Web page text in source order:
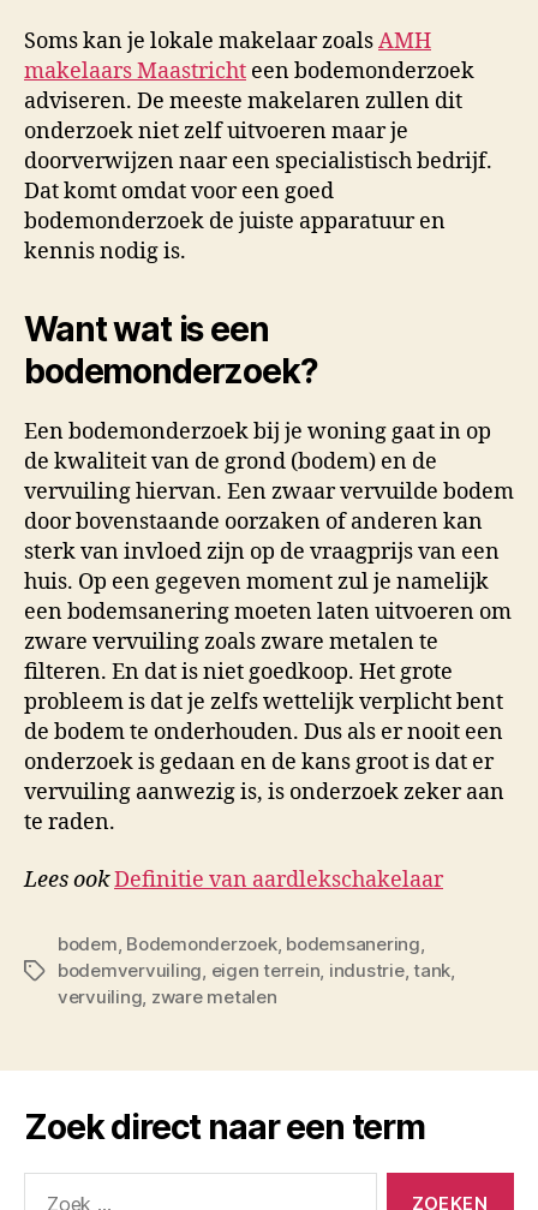
Soms kan je lokale makelaar zoalsAMH
makelaars Maastricht een bodemonderzoek
adviseren. De meeste makelaren zullen dit
onderzoek niet zelf uitvoeren maar je
doorverwijzen naar een specialistisch bedrijf.
Dat komt omdat voor een goed
bodemonderzoek de juiste apparatuur en
kennis nodig is.
Want wat is een
bodemonderzoek?
Een bodemonderzoek bij je woning gaat in op
de kwaliteit van de grond (bodem) en de
vervuiling hiervan. Een zwaar vervuilde bodem
door bovenstaande oorzaken of anderen kan
sterk van invloed zijn op de vraagprijs van een
huis. Op een gegeven moment zul je namelijk
een bodemsanering moeten laten uitvoeren om
zware vervuiling zoals zware metalen te
filteren. En dat is niet goedkoop. Het grote
probleem is dat je zelfs wettelijk verplicht bent
de bodem te onderhouden. Dus als er nooit een
onderzoek is gedaan en de kans groot is dat er
vervuiling aanwezig is, is onderzoek zeker aan
te raden.
Lees ookDefinitie van aardlekschakelaar
Tags
bodem Bodemonderzoek, bodemsanering
bodemvervuiling eigen terrein industrie,tank
vervuiling zware metalen
Zoek direct naar een term